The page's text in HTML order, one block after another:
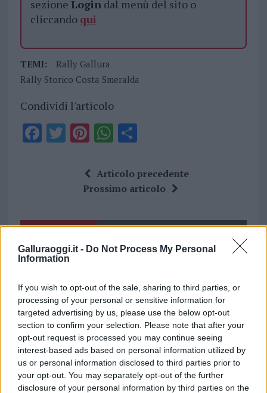
Galluraoggi.it - Do Not Process My Personal
Information
If you wish to opt-out of the sale, sharing to third parties, or
processing of your personal or sensitive information for
targeted advertising by us, please use the below opt-out
section to confirm your selection. Please note that after your
opt-out request is processed you may continue seeing
interest-based ads based on personal information utilized by
us or personal information disclosed to third parties prior to
your opt-out. You may separately opt-out of the further
disclosure of your personal information by third parties on the
sezione Logindal menù del sito o
cliccando qui
TEMI:
Rally Gallura
Rally Storico Costa Smeralda
Condividi l'articolo
F
o
k
T Pi
te
re
W
at
s
p
p
S
a
re
Articolo precedente
Prossimo articolo
provvisorio a La Maddalena
Allarme truffe a Berchidda, falsi incaricati
bussano alle porte
Notre-Dame de Paris conquista Olbia, la prima